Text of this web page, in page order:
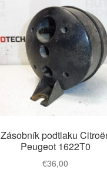
Zásobník podtlaku
Peugeot 1622T0
€36,00